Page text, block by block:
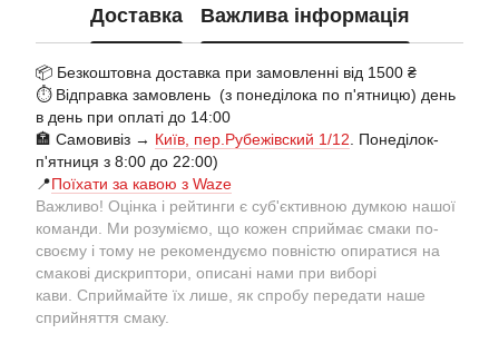
Доставка Важлива інформація
📦 Безкоштовна доставка при замовленні від 1500 ₴
⏱️ Відправка замовлень (з понеділока по п'ятницю) день
в день при оплаті до 14:00
🏣 Самовивіз → Київ, пер.Рубежівский 1/12 . Понеділок-
п'ятниця з 8:00 до 22:00)
📍Поїхати за кавою з Waze
Важливо! Оцінка і рейтинги є суб'єктивною думкою нашої
команди. Ми розуміємо, що кожен сприймає смаки по-
своєму і тому не рекомендуємо повністю опиратися на
смакові дискриптори, описані нами при виборі
кави. Сприймайте їх лише, як спробу передати наше
сприйняття смаку.